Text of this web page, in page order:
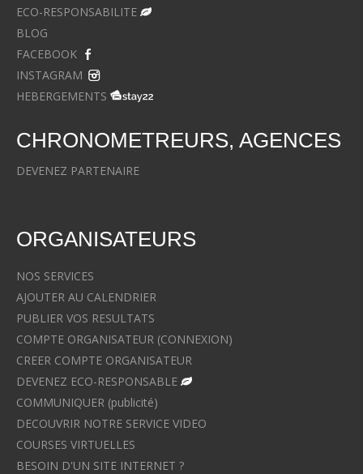
ECO-RESPONSABILITE
BLOG
FACEBOOK
INSTAGRAM
HEBERGEMENTS
CHRONOMETREURS, AGENCES
DEVENEZ PARTENAIRE
ORGANISATEURS
NOS SERVICES
AJOUTER AU CALENDRIER
PUBLIER VOS RESULTATS
COMPTE ORGANISATEUR (CONNEXION)
CREER COMPTE ORGANISATEUR
DEVENEZ ECO-RESPONSABLE
COMMUNIQUER (publicité)
DECOUVRIR NOTRE SERVICE VIDEO
COURSES VIRTUELLES
BESOIN D'UN SITE INTERNET ?